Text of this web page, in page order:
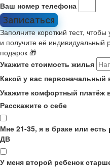
Ваш номер телефона
Записаться
Заполните короткий тест,
и получите её индивидуальный
подарок 🎁
Укажите стоимость жилья
Какой у вас первоначальный
Укажите комфортный платёж
Расскажите о себе
Мне 21-35, я в браке или
ДВ
У меня второй ребенок